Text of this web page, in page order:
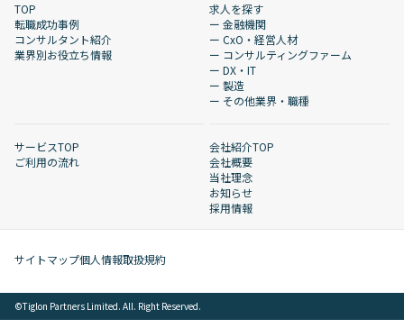
TOP
転職成功事例
コンサルタント紹介
業界別お役立ち情報
求人を探す
ー 金融機関
ー CxO・経営人材
ー コンサルティングファーム
ー DX・IT
ー 製造
ー その他業界・職種
サービスTOP
ご利用の流れ
会社紹介TOP
会社概要
当社理念
お知らせ
採用情報
サイトマップ個人情報取扱規約
©︎Tiglon Partners Limited. All. Right Reserved.